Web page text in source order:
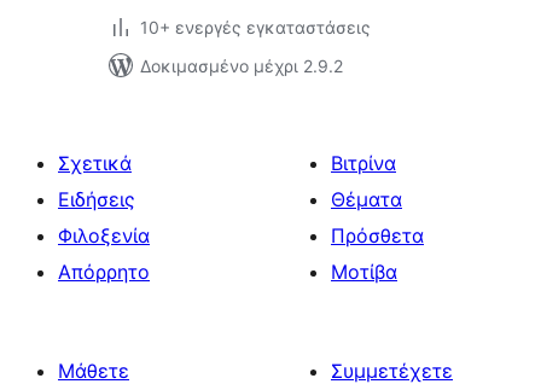
10+ ενεργές εγκαταστάσεις
Δοκιμασμένο μέχρι 2.9.2
Σχετικά
Ειδήσεις
Φιλοξενία
Απόρρητο
Βιτρίνα
Θέματα
Πρόσθετα
Μοτίβα
Μάθετε
Συμμετέχετε